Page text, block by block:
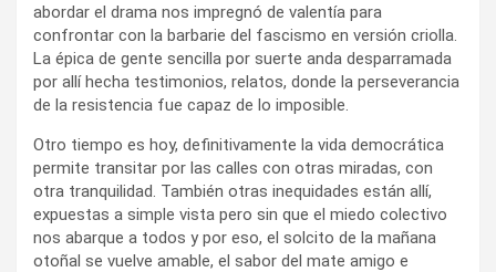
abordar el drama nos impregnó de valentía para
confrontar con la barbarie del fascismo en versión criolla.
La épica de gente sencilla por suerte anda desparramada
por allí hecha testimonios, relatos, donde la perseverancia
de la resistencia fue capaz de lo imposible.
Otro tiempo es hoy, definitivamente la vida democrática
permite transitar por las calles con otras miradas, con
otra tranquilidad. También otras inequidades están allí,
expuestas a simple vista pero sin que el miedo colectivo
nos abarque a todos y por eso, el solcito de la mañana
otoñal se vuelve amable, el sabor del mate amigo e